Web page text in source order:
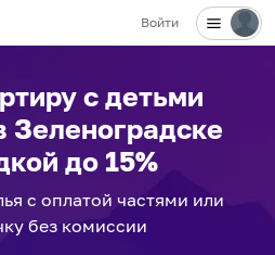
Войти
с детьми
Зеленоградске
до 15%
с оплатой частями или
без комиссии
✕